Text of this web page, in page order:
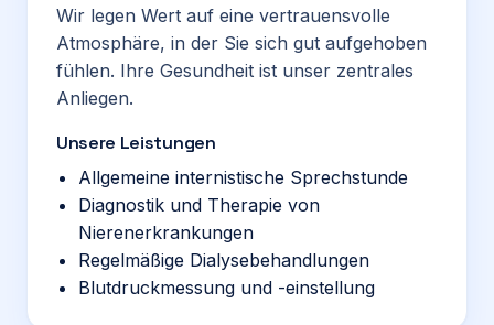
Wir legen Wert auf eine vertrauensvolle
Atmosphäre, in der Sie sich gut aufgehoben
fühlen. Ihre Gesundheit ist unser zentrales
Anliegen.
Unsere Leistungen
Allgemeine internistische Sprechstunde
Diagnostik und Therapie von
Nierenerkrankungen
Regelmäßige Dialysebehandlungen
Blutdruckmessung und -einstellung